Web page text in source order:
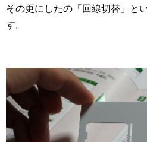
その更にしたの「回線切替」と
す。